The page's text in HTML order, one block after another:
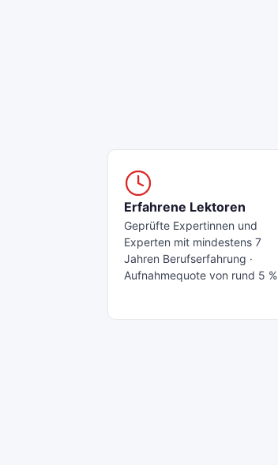
Erfahrene Lektoren
Geprüfte Expertinnen und
Experten mit mindestens 7
Jahren Berufserfahrung ·
Aufnahmequote von rund 5 %